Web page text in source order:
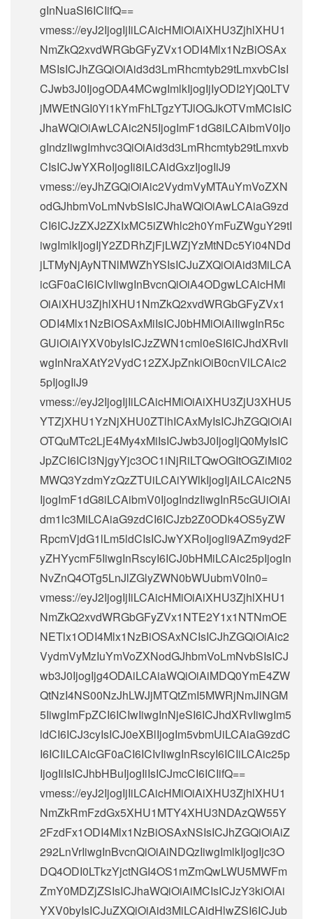
gInNuaSI6ICIifQ==
vmess://eyJ2IjogIjIiLCAicHMiOiAiXHU3ZjhlXHU1
NmZkQ2xvdWRGbGFyZVx1ODI4Mlx1NzBiOSAx
MSIsICJhZGQiOiAid3d3LmRhcmtyb29tLmxvbCIsI
CJwb3J0IjogODA4MCwgImlkIjogIjIyODI2YjQ0LTV
jMWEtNGI0Yi1kYmFhLTgzYTJlOGJkOTVmMCIsIC
JhaWQiOiAwLCAic2N5IjogImF1dG8iLCAibmV0Ijo
gIndzIiwgImhvc3QiOiAid3d3LmRhcmtyb29tLmxvb
CIsICJwYXRoIjogIi8iLCAidGxzIjogIiJ9
vmess://eyJhZGQiOiAic2VydmVyMTAuYmVoZXN
odGJhbmVoLmNvbSIsICJhaWQiOiAwLCAiaG9zd
CI6ICJzZXJ2ZXIxMC5iZWhlc2h0YmFuZWguY29tI
iwgImlkIjogIjY2ZDRhZjFjLWZjYzMtNDc5Yi04NDd
jLTMyNjAyNTNlMWZhYSIsICJuZXQiOiAid3MiLCA
icGF0aCI6ICIvIiwgInBvcnQiOiA4ODgwLCAicHMi
OiAiXHU3ZjhlXHU1NmZkQ2xvdWRGbGFyZVx1
ODI4Mlx1NzBiOSAxMiIsICJ0bHMiOiAiIiwgInR5c
GUiOiAiYXV0byIsICJzZWN1cml0eSI6ICJhdXRvIi
wgInNraXAtY2VydC12ZXJpZnkiOiB0cnVlLCAic2
5pIjogIiJ9
vmess://eyJ2IjogIjIiLCAicHMiOiAiXHU3ZjU3XHU5
YTZjXHU1YzNjXHU0ZTlhICAxMyIsICJhZGQiOiAi
OTQuMTc2LjE4My4xMiIsICJwb3J0IjogIjQ0MyIsIC
JpZCI6ICI3NjgyYjc3OC1iNjRiLTQwOGItOGZiMi02
MWQ3YzdmYzQzZTUiLCAiYWlkIjogIjAiLCAic2N5
IjogImF1dG8iLCAibmV0IjogIndzIiwgInR5cGUiOiAi
dm1lc3MiLCAiaG9zdCI6ICJzb2Z0ODk4OS5yZW
RpcmVjdG1lLm5ldCIsICJwYXRoIjogIi9AZm9yd2F
yZHYycmF5IiwgInRscyI6ICJ0bHMiLCAic25pIjogIn
NvZnQ4OTg5LnJlZGlyZWN0bWUubmV0In0=
vmess://eyJ2IjogIjIiLCAicHMiOiAiXHU3ZjhlXHU1
NmZkQ2xvdWRGbGFyZVx1NTE2Y1x1NTNmOE
NETlx1ODI4Mlx1NzBiOSAxNCIsICJhZGQiOiAic2
VydmVyMzIuYmVoZXNodGJhbmVoLmNvbSIsICJ
wb3J0IjogIjg4ODAiLCAiaWQiOiAiMDQ0YmE4ZW
QtNzI4NS00NzJhLWJjMTQtZmI5MWRjNmJlNGM
5IiwgImFpZCI6ICIwIiwgInNjeSI6ICJhdXRvIiwgIm5
ldCI6ICJ3cyIsICJ0eXBlIjogIm5vbmUiLCAiaG9zdC
I6ICIiLCAicGF0aCI6ICIvIiwgInRscyI6ICIiLCAic25p
IjogIiIsICJhbHBuIjogIiIsICJmcCI6ICIifQ==
vmess://eyJ2IjogIjIiLCAicHMiOiAiXHU3ZjhlXHU1
NmZkRmFzdGx5XHU1MTY4XHU3NDAzQW55Y
2FzdFx1ODI4Mlx1NzBiOSAxNSIsICJhZGQiOiAiZ
292LnVrIiwgInBvcnQiOiAiNDQzIiwgImlkIjogIjc3O
DQ4ODI0LTkzYjctNGI4OS1mZmQwLWU5MWFm
ZmY0MDZjZSIsICJhaWQiOiAiMCIsICJzY3kiOiAi
YXV0byIsICJuZXQiOiAid3MiLCAidHlwZSI6ICJub